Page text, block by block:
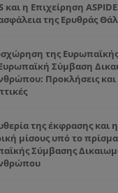
και η Επιχείρηση
της Ερυθράς
της
Σύμβαση
Προκλήσεις και
της έκφρασης και η
μίσους υπό το
Σύμβασης